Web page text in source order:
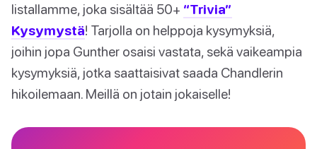
listallamme, joka sisältää 50+ “Trivia”
Kysymystä! Tarjolla on helppoja kysymyksiä,
joihin jopa Gunther osaisi vastata, sekä vaikeampia
kysymyksiä, jotka saattaisivat saada Chandlerin
hikoilemaan. Meillä on jotain jokaiselle!